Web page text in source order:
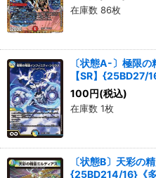
在庫数 86枚
〔状態A-〕極限
【SR】{25BD27/
100円(税込)
在庫数 1枚
〔状態B〕天彩の
{25BD214/16}《多